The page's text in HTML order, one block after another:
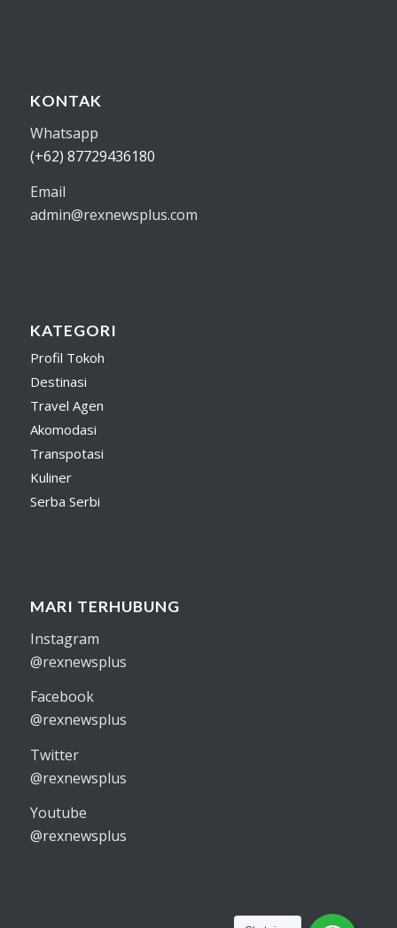
KONTAK
Whatsapp
(+62) 87729436180
Email
admin@rexnewsplus.com
KATEGORI
Profil Tokoh
Destinasi
Travel Agen
Akomodasi
Transpotasi
Kuliner
Serba Serbi
MARI TERHUBUNG
Instagram
@rexnewsplus
Facebook
@rexnewsplus
Twitter
@rexnewsplus
Youtube
@rexnewsplus